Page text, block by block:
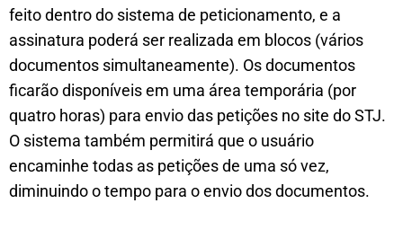
feito dentro do sistema de peticionamento, e a
assinatura poderá ser realizada em blocos (vários
documentos simultaneamente). Os documentos
ficarão disponíveis em uma área temporária (por
quatro horas) para envio das petições no site do STJ.
O sistema também permitirá que o usuário
encaminhe todas as petições de uma só vez,
diminuindo o tempo para o envio dos documentos.